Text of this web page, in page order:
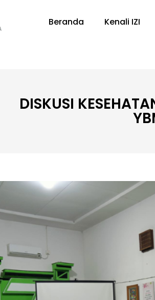
Beranda Kenali IZI
DISKUSI